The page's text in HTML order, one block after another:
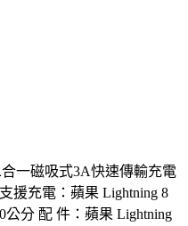
一磁吸式3A快速傳輸充電
援充電：蘋果 Lightning 8
公分 配 件：蘋果 Lightning